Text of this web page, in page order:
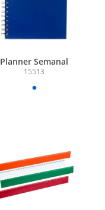
Planner Semanal
15513